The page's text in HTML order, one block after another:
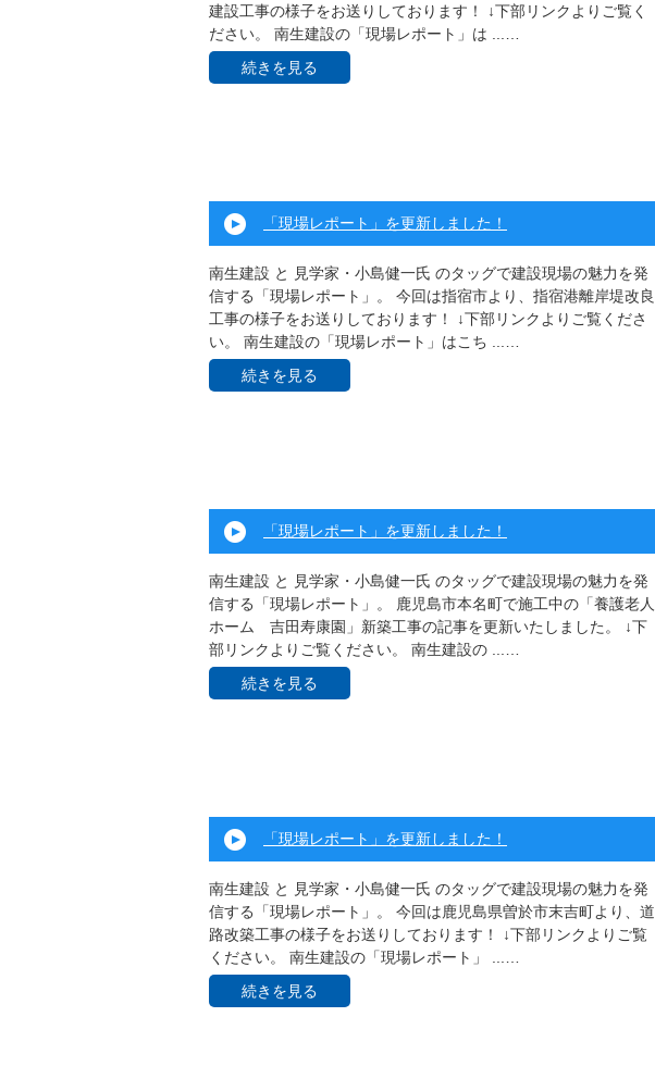
建設工事の様子をお送りしております！ ↓下部リンクよりご覧く
ださい。 南生建設の「現場レポート」は ...…
続きを見る
「現場レポート」を更新しました！
南生建設 と 見学家・小島健一氏 のタッグで建設現場の魅力を発
信する「現場レポート」。 今回は指宿市より、指宿港離岸堤改良
工事の様子をお送りしております！ ↓下部リンクよりご覧くださ
い。 南生建設の「現場レポート」はこち ...…
続きを見る
「現場レポート」を更新しました！
南生建設 と 見学家・小島健一氏 のタッグで建設現場の魅力を発
信する「現場レポート」。 鹿児島市本名町で施工中の「養護老人
ホーム 吉田寿康園」新築工事の記事を更新いたしました。 ↓下
部リンクよりご覧ください。 南生建設の ...…
続きを見る
「現場レポート」を更新しました！
南生建設 と 見学家・小島健一氏 のタッグで建設現場の魅力を発
信する「現場レポート」。 今回は鹿児島県曽於市末吉町より、道
路改築工事の様子をお送りしております！ ↓下部リンクよりご覧
ください。 南生建設の「現場レポート」 ...…
続きを見る